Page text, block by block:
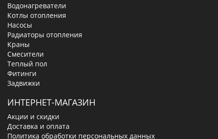
Водонагреватели
Котлы отопления
Насосы
Радиаторы отопления
Краны
Смесители
Теплый пол
Фитинги
Задвижки
ИНТЕРНЕТ-МАГАЗИН
Акции и скидки
Доставка и оплата
Политика обработки персональных данных